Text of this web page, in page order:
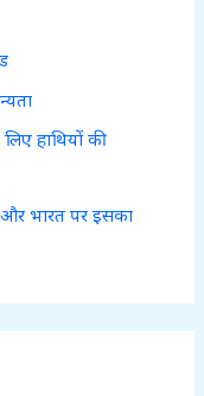
हाथियों की
और भारत पर इसका